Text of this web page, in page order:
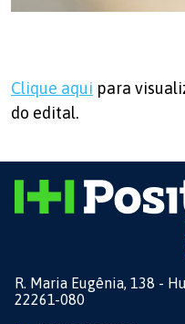
Clique aqui para
do edital.
R. Maria Eugênia, 138 -
22261-080